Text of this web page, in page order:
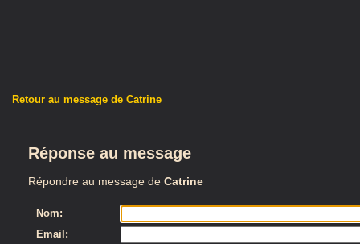
Retour au message de Catrine
Réponse au message
Répondre au message de Catrine
Nom:
Email: